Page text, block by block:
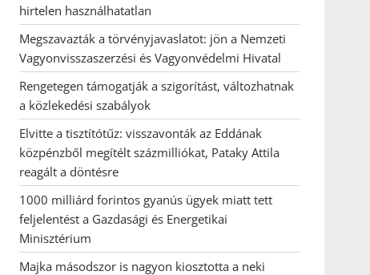
hirtelen használhatatlan
Megszavazták a törvényjavaslatot: jön a Nemzeti
Vagyonvisszaszerzési és Vagyonvédelmi Hivatal
Rengetegen támogatják a szigorítást, változhatnak
a közlekedési szabályok
Elvitte a tisztítótűz: visszavonták az Eddának
közpénzből megítélt százmilliókat, Pataky Attila
reagált a döntésre
1000 milliárd forintos gyanús ügyek miatt tett
feljelentést a Gazdasági és Energetikai
Minisztérium
Majka másodszor is nagyon kiosztotta a neki